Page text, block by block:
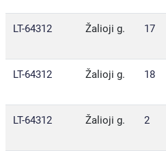
LT-64312 Žalioji g. 17
LT-64312 Žalioji g. 18
LT-64312 Žalioji g. 2